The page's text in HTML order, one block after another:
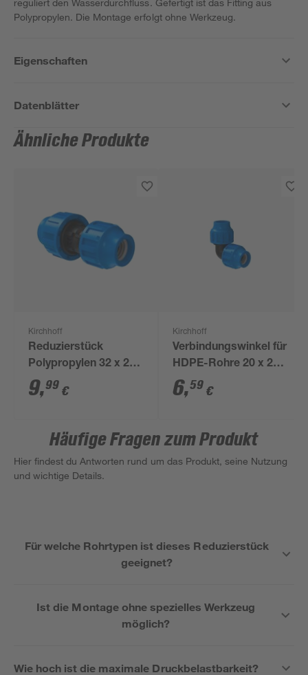
reguliert den Wasserdurchfluss. Gefertigt ist das Fitting aus
Polypropylen. Die Montage erfolgt ohne Werkzeug.
Eigenschaften
Datenblätter
Ähnliche Produkte
Kirchhoff
Reduzierstück
Polypropylen 32 x 25
mm
9,99 €
Kirchhoff
Verbindungswinkel für
HDPE-Rohre 20 x 20
mm
6,59 €
Häufige Fragen zum Produkt
Hier findest du Antworten rund um das Produkt, seine Nutzung
und wichtige Details.
Für welche Rohrtypen ist dieses Reduzierstück
geeignet?
Ist die Montage ohne spezielles Werkzeug
möglich?
Wie hoch ist die maximale Druckbelastbarkeit?